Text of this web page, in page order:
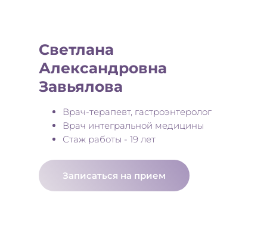
Светлана
Александровна
Завьялова
Врач-терапевт, гастроэнтеролог
Врач интегральной медицины
Стаж работы - 19 лет
Записаться на прием